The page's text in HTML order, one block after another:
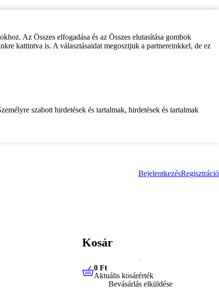
Az Összes elfogadása és az Összes elutasítása gombok
kattintva is. A választásaidat megosztjuk a partnereinkkel, de ez
szabott hirdetések és tartalmak, hirdetések és tartalmak
BejelentkezésRegisztráció
Kosár
0 FtAktuális kosárérték
0 Ft
Aktuális kosárérték
Bevásárlás elküldése